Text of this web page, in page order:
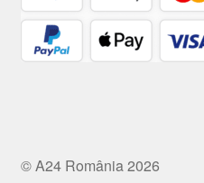
© A24 România 2026